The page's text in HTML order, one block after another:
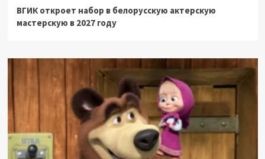
ВГИК откроет набор в белорусскую актерскую
мастерскую в 2027 году